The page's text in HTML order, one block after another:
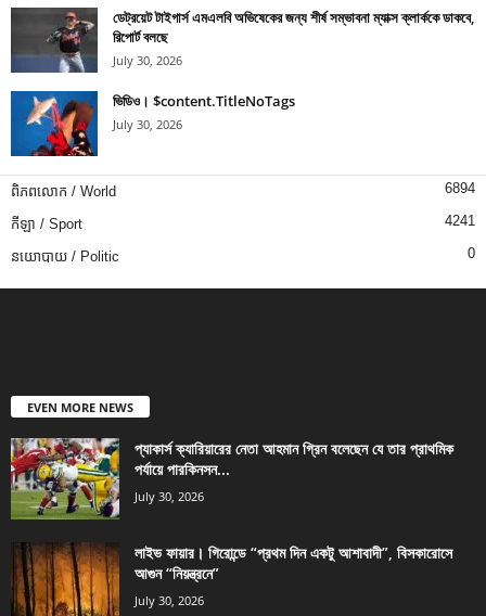
ডেট্রয়েট টাইগার্স এমএলবি অভিষেকের জন্য শীর্ষ সম্ভাবনা ম্যাক্স ক্লার্ককে ডাকবে,
রিপোর্ট বলছে
July 30, 2026
ভিডিও। $content.TitleNoTags
July 30, 2026
ពិភពលោក / World 6894
កីឡា / Sport 4241
នយោបាយ / Politic 0
EVEN MORE NEWS
প্যাকার্স ক্যারিয়ারের নেতা আহমান গ্রিন বলেছেন যে তার প্রাথমিক
পর্যায়ে পারকিনসন...
July 30, 2026
লাইভ ফায়ার। গিরোন্ডে “প্রথম দিন একটু আশাবাদী”, বিসকারোসে
আগুন “নিয়ন্ত্রনে”
July 30, 2026